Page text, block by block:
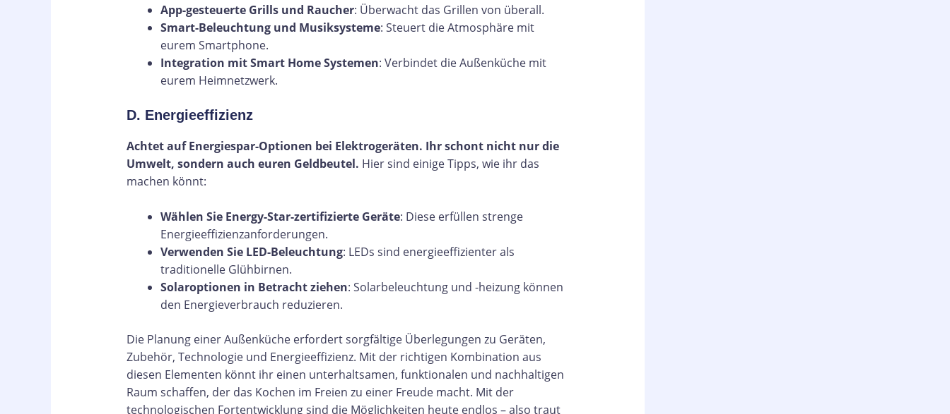
App-gesteuerte Grills und Raucher: Überwacht das Grillen von überall.
Smart-Beleuchtung und Musiksysteme: Steuert die Atmosphäre mit
eurem Smartphone.
Integration mit Smart Home Systemen: Verbindet die Außenküche mit
eurem Heimnetzwerk.
D. Energieeffizienz
Achtet auf Energiespar-Optionen bei Elektrogeräten. Ihr schont nicht nur die
Umwelt, sondern auch euren Geldbeutel. Hier sind einige Tipps, wie ihr das
machen könnt:
Wählen Sie Energy-Star-zertifizierte Geräte: Diese erfüllen strenge
Energieeffizienzanforderungen.
Verwenden Sie LED-Beleuchtung: LEDs sind energieeffizienter als
traditionelle Glühbirnen.
Solaroptionen in Betracht ziehen: Solarbeleuchtung und -heizung können
den Energieverbrauch reduzieren.
Die Planung einer Außenküche erfordert sorgfältige Überlegungen zu Geräten,
Zubehör, Technologie und Energieeffizienz. Mit der richtigen Kombination aus
diesen Elementen könnt ihr einen unterhaltsamen, funktionalen und nachhaltigen
Raum schaffen, der das Kochen im Freien zu einer Freude macht. Mit der
technologischen Fortentwicklung sind die Möglichkeiten heute endlos – also traut